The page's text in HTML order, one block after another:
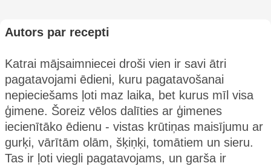
Autors par recepti
Katrai mājsaimniecei droši vien ir savi ātri
pagatavojami ēdieni, kuru pagatavošanai
nepieciešams ļoti maz laika, bet kurus mīl visa
ģimene. Šoreiz vēlos dalīties ar ģimenes
iecienītāko ēdienu - vistas krūtiņas maisījumu ar
gurķi, vārītām olām, šķiņķi, tomātiem un sieru.
Tas ir ļoti viegli pagatavojams, un garša ir